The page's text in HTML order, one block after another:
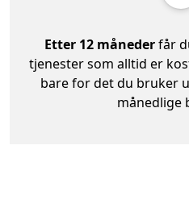
Etter 12 månederfår
tjenester som alltid er
bare for det du bruker
månedlige